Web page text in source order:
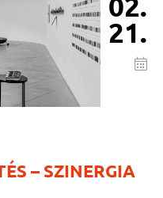
21.
– SZINERGIA